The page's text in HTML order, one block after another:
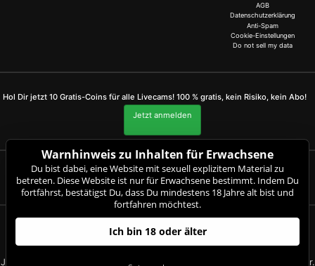
AGB
Datenschutzerklärung
Anti-Spam
Cookie-Einstellungen
Do not sell my data
Hol Dir jetzt 10 Gratis-Coins für alle Livecams! 100 % gratis, kein Risiko, kein Abo!
Jetzt anmelden
Beschwerden und Entfernung von Inhalten
© Copyright:fetischbarbie.com
CAM-CONTENT S.L. C/Tirant Lo Blanc 4 Esc. C 4 18 E-03730
Javea/Xabia (Alicante) | NET-LINE Online-Dienste GmbH, Wannenäckerstr.
Warnhinweis zu Inhalten für Erwachsene
Du bist dabei, eine Website mit sexuell explizitem Material zu
betreten. Diese Website ist nur für Erwachsene bestimmt. Indem Du
fortfährst, bestätigst Du, dass Du mindestens 18 Jahre alt bist und
fortfahren möchtest.
Ich bin 18 oder älter